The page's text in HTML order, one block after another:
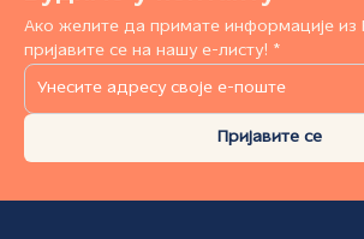
Ако желите да примате информације
пријавите се на нашу е-листу! *
Пријавите се